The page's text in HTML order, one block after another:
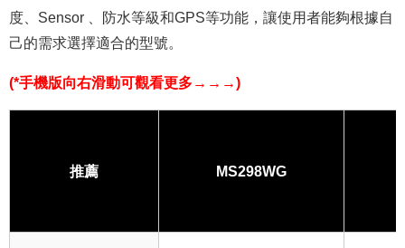
度、 Sensor 、
防水等級和GPS等功能，讓使用者能夠根據自
己的需求選擇適合的型號。
(*手機版向右滑動可觀看更多→→→)
推薦 MS298WG